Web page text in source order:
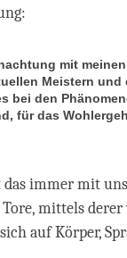
mit
Meistern und
bei den
für das
das immer mit
mittels
auf Körper,